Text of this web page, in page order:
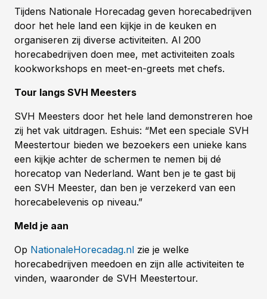
Tijdens Nationale Horecadag geven horecabedrijven
door het hele land een kijkje in de keuken en
organiseren zij diverse activiteiten. Al 200
horecabedrijven doen mee, met activiteiten zoals
kookworkshops en meet-en-greets met chefs.
Tour langs SVH Meesters
SVH Meesters door het hele land demonstreren hoe
zij het vak uitdragen. Eshuis: “Met een speciale SVH
Meestertour bieden we bezoekers een unieke kans
een kijkje achter de schermen te nemen bij dé
horecatop van Nederland. Want ben je te gast bij
een SVH Meester, dan ben je verzekerd van een
horecabelevenis op niveau.”
Meld je aan
Op NationaleHorecadag.nl zie je welke
horecabedrijven meedoen en zijn alle activiteiten te
vinden, waaronder de SVH Meestertour.